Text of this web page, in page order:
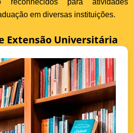
reconhecidos para atividades
em diversas instituições.
Extensão Universitária